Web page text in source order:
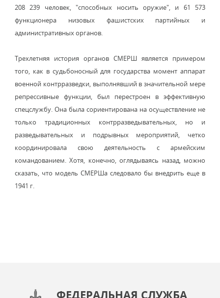
208 239 человек, "способных носить оружие", и 61 573
функционера низовых фашистских партийных и
административных органов.
Трехлетняя история органов СМЕРШ является примером
того, как в судьбоносный для государства момент аппарат
военной контрразведки, выполнявший в значительной мере
репрессивные функции, был перестроен в эффективную
спецслужбу. Она была сориентирована на осуществление не
только традиционных контрразведывательных, но и
разведывательных и подрывных мероприятий, четко
координировала свою деятельность с армейским
командованием. Хотя, конечно, оглядываясь назад, можно
сказать, что модель СМЕРШа следовало бы внедрить еще в
1941 г.
ФЕДЕРАЛЬНАЯ СЛУЖБА